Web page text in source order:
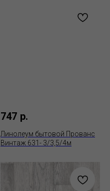
747 р.
Линолеум бытовой Прованс
Винтаж 631- 3/3,5/4м